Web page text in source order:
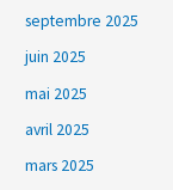
septembre 2025
juin 2025
mai 2025
avril 2025
mars 2025